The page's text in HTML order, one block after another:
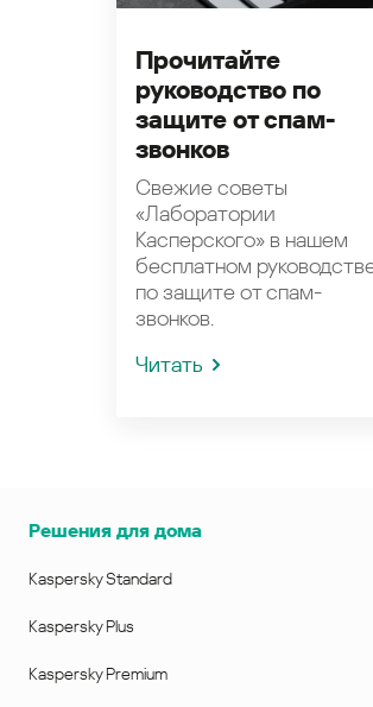
Прочитайте
руководство по
защите от спам-
звонков
Свежие советы
«Лаборатории
Касперского» в нашем
бесплатном
по защите от спам-
звонков.
Читать
Решения для дома
Kaspersky Standard
Kaspersky Plus
Kaspersky Premium